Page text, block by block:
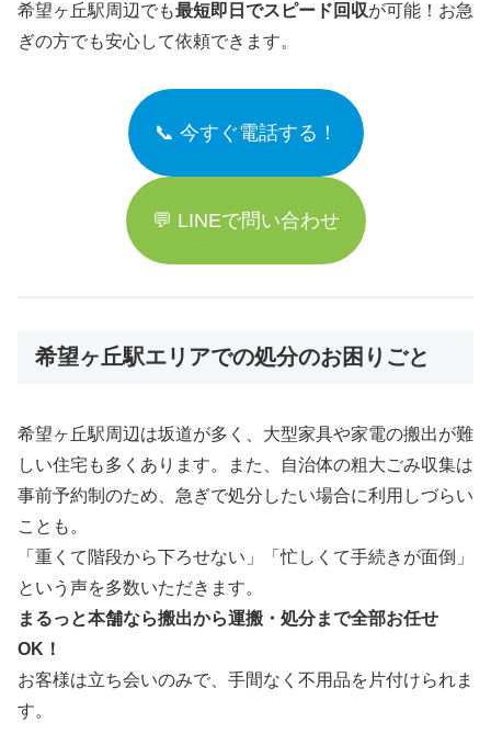
希望ヶ丘駅周辺でも最短即日でスピード回収が可能！お急
ぎの方でも安心して依頼できます。
📞 今すぐ電話する！
💬 LINEで問い合わせ
希望ヶ丘駅エリアでの処分のお困りごと
希望ヶ丘駅周辺は坂道が多く、大型家具や家電の搬出が難
しい住宅も多くあります。また、自治体の粗大ごみ収集は
事前予約制のため、急ぎで処分したい場合に利用しづらい
ことも。
「重くて階段から下ろせない」「忙しくて手続きが面倒」
という声を多数いただきます。
まるっと本舗なら搬出から運搬・処分まで全部お任せ
OK！
お客様は立ち会いのみで、手間なく不用品を片付けられま
す。